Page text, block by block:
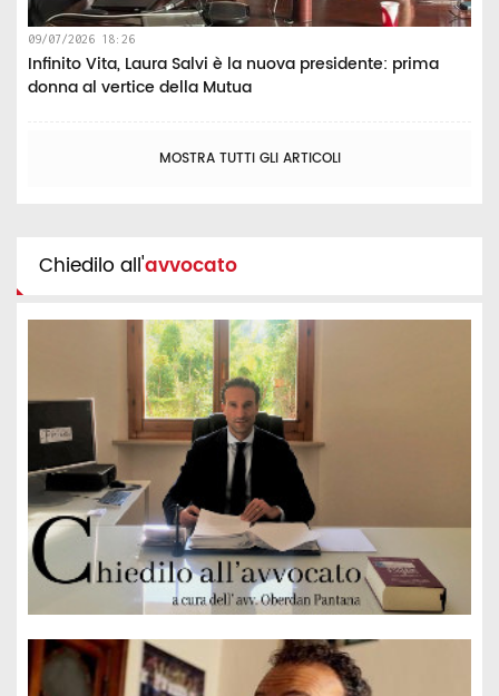
09/07/2026 18:26
Infinito Vita, Laura Salvi è la nuova presidente: prima
donna al vertice della Mutua
MOSTRA TUTTI GLI ARTICOLI
Chiedilo all'avvocato